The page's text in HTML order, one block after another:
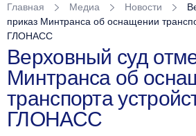
Главная Медиа Новости
приказ Минтранса об оснащении
ГЛОНАСС
Верховный суд
Минтранса об
транспорта
ГЛОНАСС